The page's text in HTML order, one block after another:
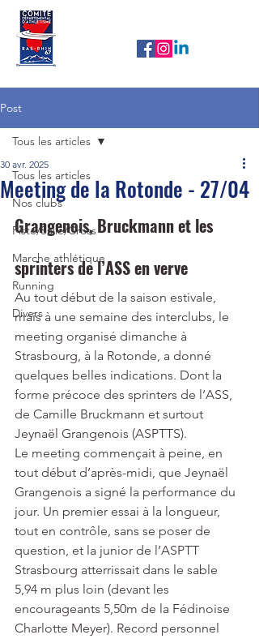
Post
Tous les articles
Nos clubs
Piste/Salle/Cross
Marche athlétique
Running
Divers
Tous les articles
Meeting de la Rotonde - 27/04
30 avr. 2025
Grangenois, Bruckmann et les
sprinters de l’ASS en verve
Au tout début de la saison estivale,
mais à une semaine des interclubs, le
meeting organisé dimanche à
Strasbourg, à la Rotonde, a donné
quelques belles indications. Dont la
forme précoce des sprinters de l’ASS,
de Camille Bruckmann et surtout
Jeynaël Grangenois (ASPTTS).
Le meeting commençait à peine, en
tout début d’après-midi, que Jeynaël
Grangenois a signé la performance du
jour. Un premier essai à la longueur,
tout en contrôle, sans se poser de
question, et la junior de l’ASPTT
Strasbourg atterrissait dans le sable
5,94 m plus loin (devant les
encourageants 5,50m de la Fédinoise
Charlotte Meyer). Record personnel